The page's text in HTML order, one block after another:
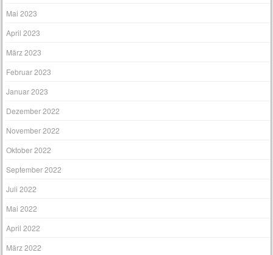
Mai 2023
April 2023
März 2023
Februar 2023
Januar 2023
Dezember 2022
November 2022
Oktober 2022
September 2022
Juli 2022
Mai 2022
April 2022
März 2022